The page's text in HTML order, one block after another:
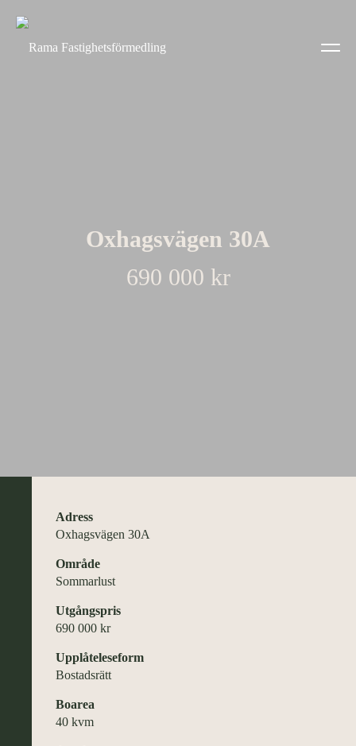
Oxhagsvägen 30A
690 000 kr
Adress
Oxhagsvägen 30A
Område
Sommarlust
Utgångspris
690 000 kr
Upplåteleseform
Bostadsrätt
Boarea
40 kvm